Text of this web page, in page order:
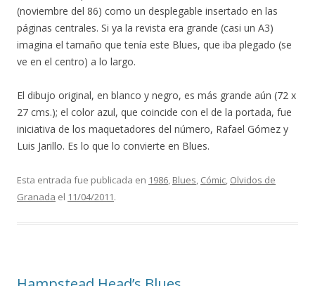
(noviembre del 86) como un desplegable insertado en las
páginas centrales. Si ya la revista era grande (casi un A3)
imagina el tamaño que tenía este Blues, que iba plegado (se
ve en el centro) a lo largo.
El dibujo original, en blanco y negro, es más grande aún (72 x
27 cms.); el color azul, que coincide con el de la portada, fue
iniciativa de los maquetadores del número, Rafael Gómez y
Luis Jarillo. Es lo que lo convierte en Blues.
Esta entrada fue publicada en 1986, Blues, Cómic, Olvidos de
Granada el 11/04/2011.